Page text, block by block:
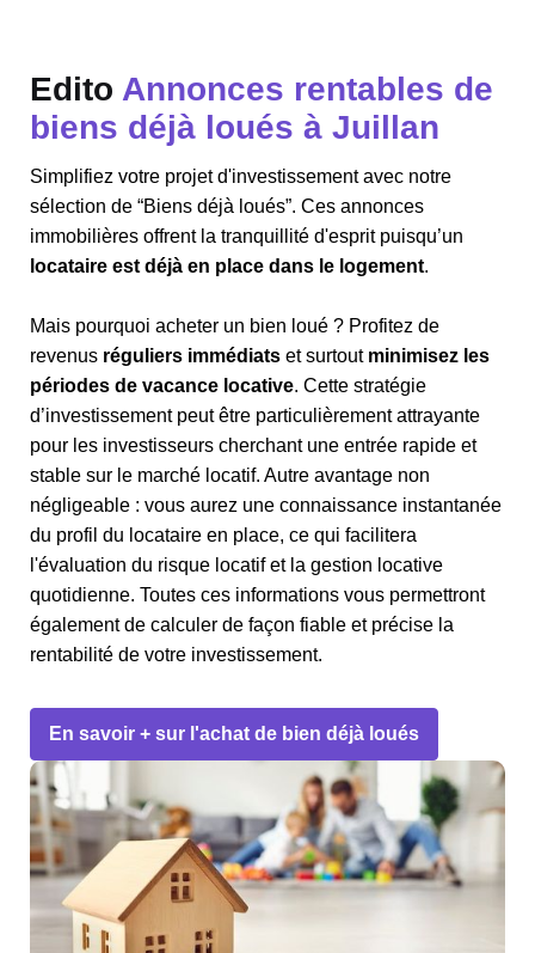
Edito Annonces rentables de
biens déjà loués à Juillan
Simplifiez votre projet d'investissement avec notre
sélection de “Biens déjà loués”. Ces annonces
immobilières offrent la tranquillité d'esprit puisqu’un
locataire est déjà en place dans le logement.
Mais pourquoi acheter un bien loué ? Profitez de
revenus réguliers immédiats et surtout minimisez les
périodes de vacance locative. Cette stratégie
d’investissement peut être particulièrement attrayante
pour les investisseurs cherchant une entrée rapide et
stable sur le marché locatif. Autre avantage non
négligeable : vous aurez une connaissance instantanée
du profil du locataire en place, ce qui facilitera
l'évaluation du risque locatif et la gestion locative
quotidienne. Toutes ces informations vous permettront
également de calculer de façon fiable et précise la
rentabilité de votre investissement.
En savoir + sur l'achat de bien déjà loués